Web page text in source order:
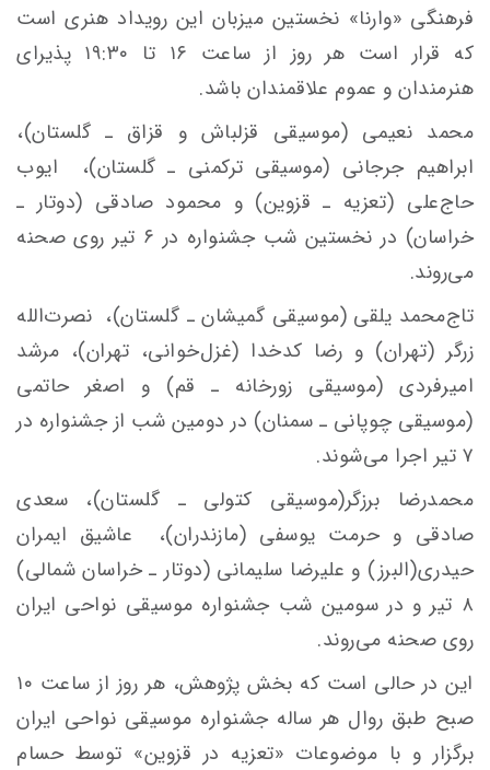
فرهنگی «وارنا» نخستین میزبان این رویداد هنری است
که قرار است هر روز از ساعت ۱۶ تا ۱۹:۳۰ پذیرای
هنرمندان و عموم علاقمندان باشد.
محمد نعیمی (موسیقی قزلباش و قزاق ـ گلستان)،
ابراهیم جرجانی (موسیقی ترکمنی ـ گلستان)، ‌ ایوب
حاج‌علی (تعزیه ـ قزوین) و محمود صادقی (دوتار ـ
خراسان) در نخستین شب جشنواره در ۶ تیر روی صحنه
می‌روند.
تاج‌محمد یلقی (موسیقی گمیشان ـ گلستان)، ‌ نصرت‌الله
زرگر (تهران) و رضا کدخدا (غزل‌خوانی، تهران)، ‌مرشد
امیرفردی (موسیقی زورخانه ـ قم) و اصغر حاتمی
(موسیقی چوپانی ـ‌ سمنان) در دومین شب از جشنواره در
۷ تیر اجرا می‌شوند.
محمدرضا برزگر(موسیقی کتولی ـ گلستان)، سعدی
صادقی و حرمت یوسفی (مازندران)، ‌ عاشیق ایمران
حیدری(البرز) و علیرضا سلیمانی (دوتار ـ‌ خراسان شمالی)
۸ تیر و در سومین شب جشنواره موسیقی نواحی ایران
روی صحنه می‌روند.
این در حالی است که بخش پژوهش، هر روز از ساعت ۱۰
صبح طبق روال هر ساله جشنواره موسیقی نواحی ایران
برگزار و با موضوعات «تعزیه در قزوین» توسط حسام